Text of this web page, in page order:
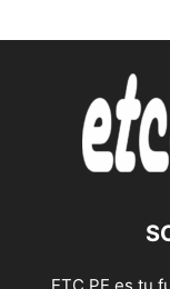
ETC.PE es tu